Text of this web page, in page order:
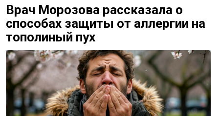
Врач Морозова рассказала о
способах защиты от аллергии на
тополиный пух